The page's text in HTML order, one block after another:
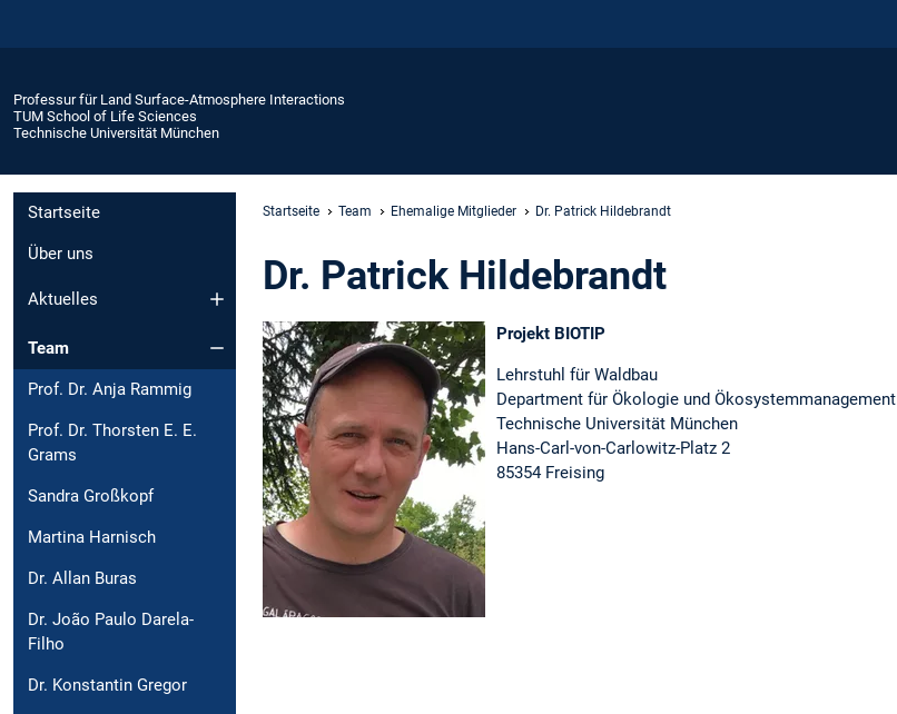
Professur für Land Surface-Atmosphere Interactions
TUM School of Life Sciences
Technische Universität München
Startseite
Über uns
Aktuelles
Team
Prof. Dr. Anja Rammig
Prof. Dr. Thorsten E. E.
Grams
Sandra Großkopf
Martina Harnisch
Dr. Allan Buras
Dr. João Paulo Darela-
Filho
Dr. Konstantin Gregor
Startseite Team Ehemalige Mitglieder Dr. Patrick Hildebrandt
Dr. Patrick Hildebrandt
Projekt BIOTIP
Lehrstuhl für Waldbau
Department für Ökologie und Ökosystemmanagement
Technische Universität München
Hans-Carl-von-Carlowitz-Platz 2
85354 Freising